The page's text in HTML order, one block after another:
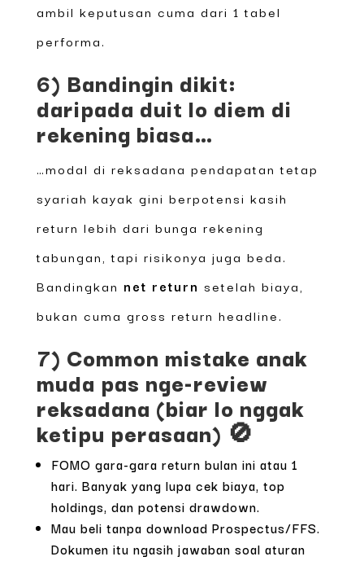
ambil keputusan cuma dari 1 tabel
performa.
6) Bandingin dikit:
daripada duit lo diem di
rekening biasa…
…modal di reksadana pendapatan tetap
syariah kayak gini berpotensi kasih
return lebih dari bunga rekening
tabungan, tapi risikonya juga beda.
Bandingkan net return setelah biaya,
bukan cuma gross return headline.
7) Common mistake anak
muda pas nge-review
reksadana (biar lo nggak
ketipu perasaan) 🚫
FOMO gara-gara return bulan ini atau 1
hari. Banyak yang lupa cek biaya, top
holdings, dan potensi drawdown.
Mau beli tanpa download Prospectus/FFS.
Dokumen itu ngasih jawaban soal aturan